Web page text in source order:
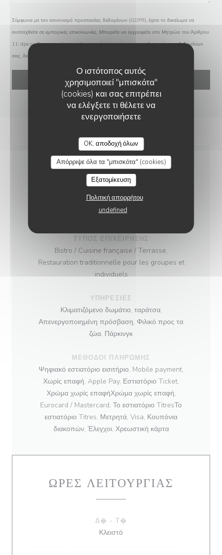
Ο ιστότοπος αυτός
χρησιμοποιεί "μπισκότα"
(cookies) και σας επιτρέπει
να ελέγξετε τι θέλετε να
ενεργοποιήσετε
OK, αποδοχή όλων
Απόρριψε όλα τα "μπισκότα" (cookies)
Εξατομίκευση
Πολιτική απορρήτου
undefined
Σύμφωνα με τον κανονισμό προστασίας δεδομένων (GDPR), έχετε το δικαίωμα να
αντιταχθείτε σε εμπορικές επικοινωνίες. Μπορείτε να εγγραφείτε στο Μητρώο του Άρθρου
11: dpa.gr. Για περισσότερες πληροφορίες σχετικά με την επεξεργασία των δεδομένων
σας, δείτε την
ΓΕΝΙΚΈΣ ΠΛΗΡΟΦΟΡΊΕΣ
ΚΟΥΖΊΝΑ
Παραδοσιακά γαλλικά
ΤΎΠΟΣ ΕΠΙΧΕΊΡΗΣΗΣ
Bistro / Cuisine française / Terrasse,
Restauration traditionnelle pour les groupes et
individuels
ΥΠΗΡΕΣΊΕΣ
Κλιματιζόμενο δωμάτιο, ταράτσα,
Απενεργοποιημένη πρόσβαση, Φιλικό προς τα
ζώα, Πάρκινγκ
ΜΈΘΟΔΟΙ ΠΛΗΡΩΜΉΣ
Ψηφιακό εστιατόριο εισιτήριο, Mobile payment,
Χωρίς επαφή, Apple Pay, Εστιατόριο Ticket,
Χρώμα χωρίς επαφήΧρώμα χωρίς επαφή,
Eurocard / Mastercard, Το εστιατόριο TitresΤο
εστιατόριο Titres, Μετρητά, Visa, Κουπόνια
διακοπών, Έλεγχοι, Χρεωστική κάρτα
ΏΡΕΣ ΛΕΙΤΟΥΡΓΊΑΣ
Δ� -Τ�
Κλειστό